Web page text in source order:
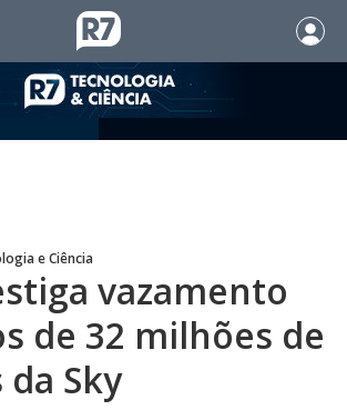
e Ciência
vazamento
de 32 milhões de
Sky